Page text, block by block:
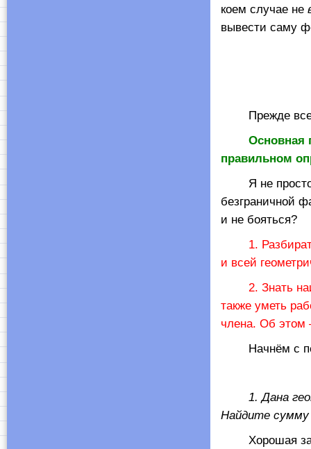
коем случае не
вывести саму
Прежде
Основная
правильном
Я не просто
безграничной
и не бояться?
1.
и всей
2. Знать
также уметь
члена. Об этом
Начнём с
1. Дана
Найдите сумму
Хорошая